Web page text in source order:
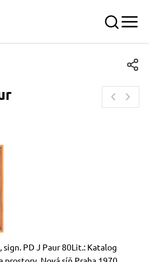
PD J Paur 80Lit.: Katalog